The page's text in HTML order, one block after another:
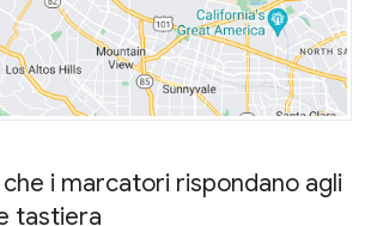
i marcatori rispondano agli
tastiera